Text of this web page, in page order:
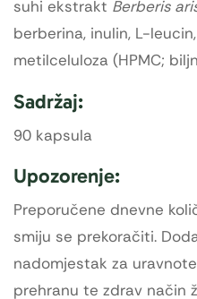
suhi ekstrakt Berberis
berberina, inulin, L-
metilceluloza (HPMC;
Sadržaj:
90 kapsula
Upozorenje:
Preporučene dnevne
smiju se prekoračiti.
nadomjestak za
prehranu te zdrav način